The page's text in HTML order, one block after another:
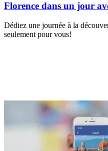
Florence dans un jour
Dédiez une journée à la
seulement pour vous!